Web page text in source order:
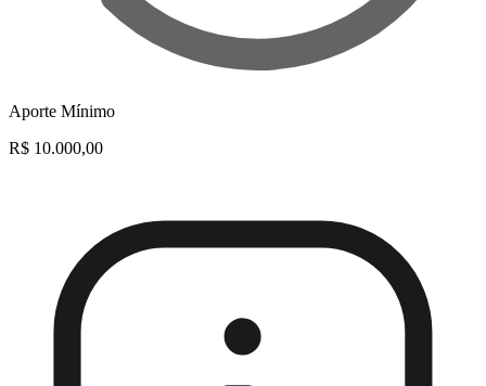
Aporte Mínimo
R$ 10.000,00